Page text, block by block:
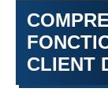
CLIENT